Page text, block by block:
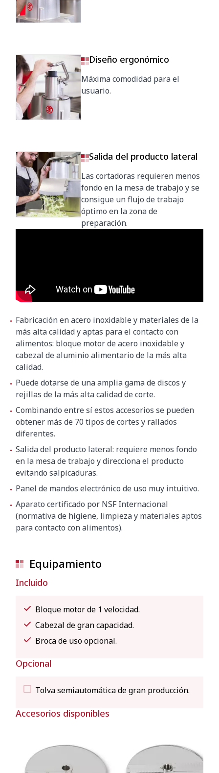
Diseño ergonómico
Máxima comodidad para el
usuario.
Salida del producto lateral
Las cortadoras requieren menos
fondo en la mesa de trabajo y se
consigue un flujo de trabajo
óptimo en la zona de
preparación.
Fabricación en acero inoxidable y materiales de la
más alta calidad y aptas para el contacto con
alimentos: bloque motor de acero inoxidable y
cabezal de aluminio alimentario de la más alta
calidad.
Puede dotarse de una amplia gama de discos y
rejillas de la más alta calidad de corte.
Combinando entre sí estos accesorios se pueden
obtener más de 70 tipos de cortes y rallados
diferentes.
Salida del producto lateral: requiere menos fondo
en la mesa de trabajo y direcciona el producto
evitando salpicaduras.
Panel de mandos electrónico de uso muy intuitivo.
Aparato certificado por NSF Internacional
(normativa de higiene, limpieza y materiales aptos
para contacto con alimentos).
Equipamiento
Incluido
Bloque motor de 1 velocidad.
Cabezal de gran capacidad.
Broca de uso opcional.
Opcional
Tolva semiautomática de gran producción.
Accesorios disponibles